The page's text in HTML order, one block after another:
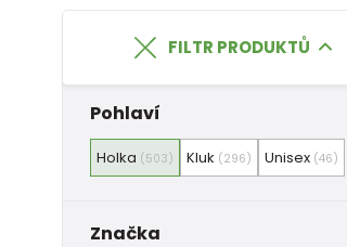
FILTR PRODUKTŮ
Pohlaví
Holka (503) Kluk (296) Unisex (46)
Značka